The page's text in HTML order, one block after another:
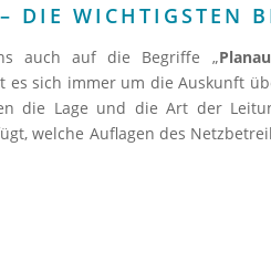
DIE WICHTIGSTEN
auch auf die Begriffe „
sich immer um die Auskunft
die Lage und die Art der
welche Auflagen des